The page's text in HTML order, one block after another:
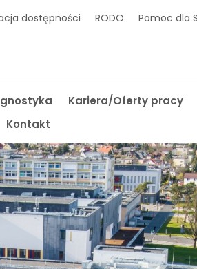
dostępności RODO Pomoc dla
Kariera/Oferty pracy
Kontakt